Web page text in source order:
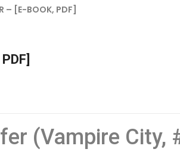
– [E-BOOK, PDF]
(Vampire City,